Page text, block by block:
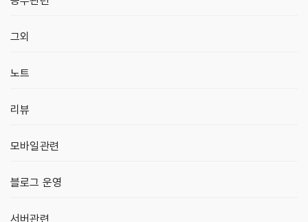
그외
노트
리뷰
모바일관련
블로그 운영
서버관련